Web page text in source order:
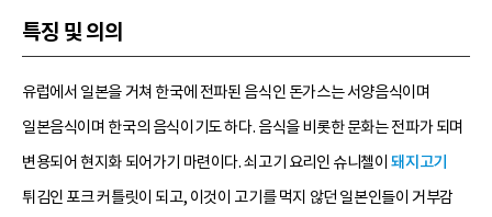
특징 및 의의
유럽에서 일본을 거쳐 한국에 전파된 음식인 돈가스는 서양음식이며
일본음식이며 한국의 음식이기도 하다. 음식을 비롯한 문화는 전파가 되며
변용되어 현지화 되어가기 마련이다. 쇠고기 요리인 슈니첼이돼지고기
튀김인 포크 커틀릿이 되고, 이것이 고기를 먹지 않던 일본인들이 거부감